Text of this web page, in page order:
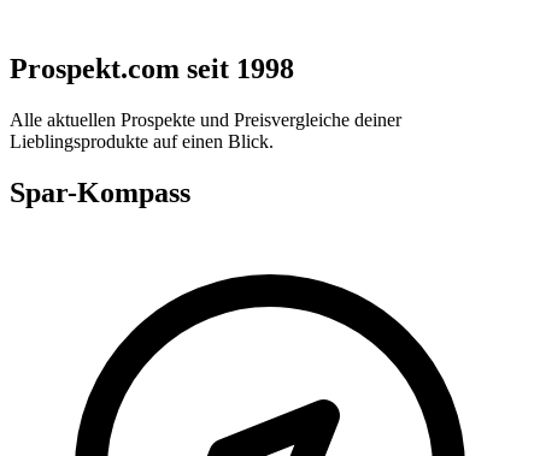
Prospekt.com seit 1998
Alle aktuellen Prospekte und Preisvergleiche deiner
Lieblingsprodukte auf einen Blick.
Spar-Kompass